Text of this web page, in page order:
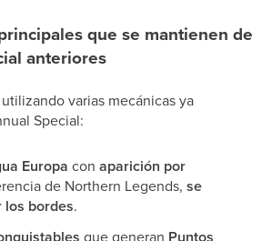
que se mantienen de
anteriores
varias mecánicas ya
Special:
Europa con aparición por
de Northern Legends, se
los bordes.
que generan